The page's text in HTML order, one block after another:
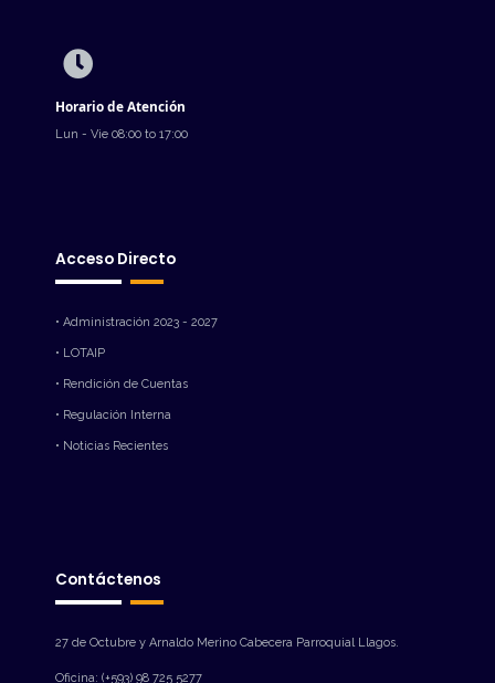
Horario de Atención
Lun - Vie 08:00 to 17:00
Acceso Directo
• Administración 2023 - 2027
• LOTAIP
• Rendición de Cuentas
• Regulación Interna
• Noticias Recientes
Contáctenos
27 de Octubre y Arnaldo Merino Cabecera Parroquial Llagos.
Oficina: (+593) 98 725 5277